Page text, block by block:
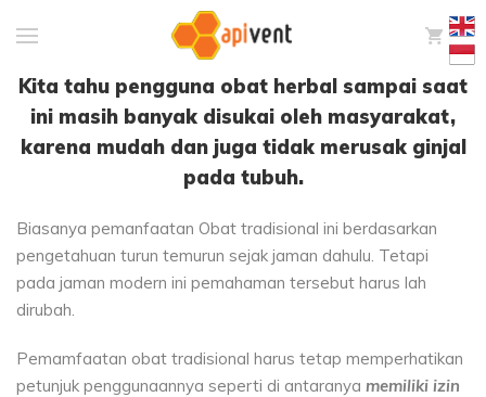
0
Kita tahu pengguna obat herbal sampai saat
ini masih banyak disukai oleh masyarakat,
karena mudah dan juga tidak merusak ginjal
pada tubuh.
Biasanya pemanfaatan Obat tradisional ini berdasarkan
pengetahuan turun temurun sejak jaman dahulu. Tetapi
pada jaman modern ini pemahaman tersebut harus lah
dirubah.
Pemamfaatan obat tradisional harus tetap memperhatikan
petunjuk penggunaannya seperti di antaranya memiliki izin